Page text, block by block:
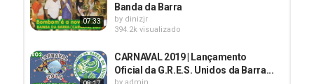
07:33
Banda da Barra
by dinizjr
394.2k visualizado
CARNAVAL 2019 | Lançamento
Oficial da G.R.E.S. Unidos da Barra...
by admin